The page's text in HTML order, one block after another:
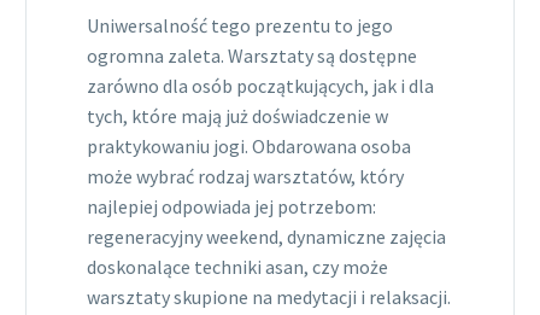
Uniwersalność tego prezentu to jego
ogromna zaleta. Warsztaty są dostępne
zarówno dla osób początkujących, jak i dla
tych, które mają już doświadczenie w
praktykowaniu jogi. Obdarowana osoba
może wybrać rodzaj warsztatów, który
najlepiej odpowiada jej potrzebom:
regeneracyjny weekend, dynamiczne zajęcia
doskonalące techniki asan, czy może
warsztaty skupione na medytacji i relaksacji.